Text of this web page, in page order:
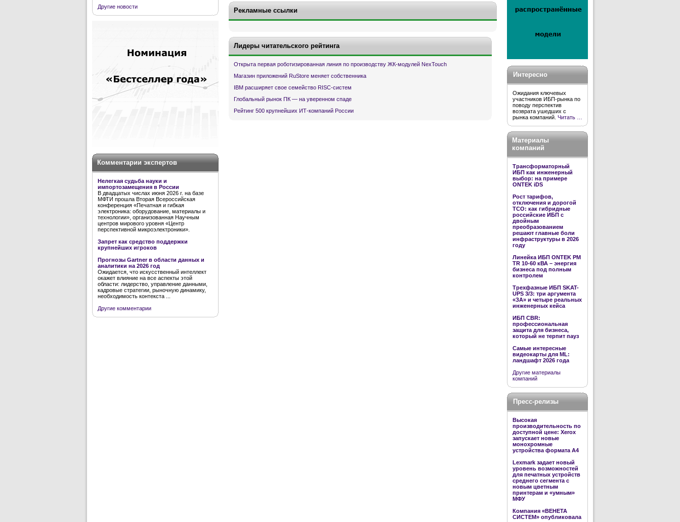
Другие новости
Комментарии экспертов
Нелегкая судьба науки и
импортозамещения в России
В двадцатых числах июня 2026 г. на базе
МФТИ прошла Вторая Всероссийская
конференция «Печатная и гибкая
электроника: оборудование, материалы и
технологии», организованная Научным
центров мирового уровня «Центр
перспективной микроэлектроники».
Запрет как средство поддержки
крупнейших игроков
Прогнозы Gartner в области данных и
аналитики на 2026 год
Ожидается, что искусственный интеллект
окажет влияние на все аспекты этой
области: лидерство, управление данными,
кадровые стратегии, рыночную динамику,
необходимость контекста ...
Другие комментарии
Рекламные ссылки
Лидеры читательского рейтинга
Открыта первая роботизированная линия по производству ЖК-модулей NexTouch
Магазин приложений RuStore меняет собственника
IBM расширяет свое семейство RISC-систем
Глобальный рынок ПК — на уверенном спаде
Рейтинг 500 крупнейших ИТ-компаний России
Интересно
Ожидания ключевых
участников ИБП-рынка по
поводу перспектив
возврата ушедших с
рынка компаний. Читать …
Материалы
компаний
Трансформаторный
ИБП как инженерный
выбор: на примере
ONTEK iDS
Рост тарифов,
отключения и дорогой
TCO: как гибридные
российские ИБП с
двойным
преобразованием
решают главные боли
инфраструктуры в 2026
году
Линейка ИБП ONTEK PM
TR 10-60 кВА – энергия
бизнеса под полным
контролем
Трехфазные ИБП SKAT-
UPS 3/3: три аргумента
«ЗА» и четыре реальных
инженерных кейса
ИБП CBR:
профессиональная
защита для бизнеса,
который не терпит пауз
Самые интересные
видеокарты для ML:
ландшафт 2026 года
Другие материалы
компаний
Пресс-релизы
Высокая
производительность по
доступной цене: Xerox
запускает новые
монохромные
устройства формата А4
Lexmark задает новый
уровень возможностей
для печатных устройств
среднего сегмента с
новым цветным
принтерам и «умным»
МФУ
Компания «ВЕНЕТА
СИСТЕМ» опубликовала